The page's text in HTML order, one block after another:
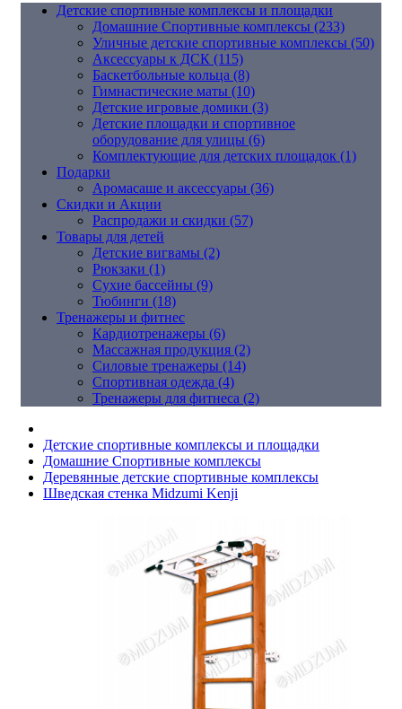
Детские спортивные комплексы и площадки
Домашние Спортивные комплексы (233)
Уличные детские спортивные комплексы (50)
Аксессуары к ДСК (115)
Баскетбольные кольца (8)
Гимнастические маты (10)
Детские игровые домики (3)
Детские площадки и спортивное
оборудование для улицы (6)
Комплектующие для детских площадок (1)
Подарки
Аромасаше и аксессуары (36)
Скидки и Акции
Распродажи и скидки (57)
Товары для детей
Детские вигвамы (2)
Рюкзаки (1)
Сухие бассейны (9)
Тюбинги (18)
Тренажеры и фитнес
Кардиотренажеры (6)
Массажная продукция (2)
Силовые тренажеры (14)
Спортивная одежда (4)
Тренажеры для фитнеса (2)
Детские спортивные комплексы и площадки
Домашние Спортивные комплексы
Деревянные детские спортивные комплексы
Шведская стенка Midzumi Kenji